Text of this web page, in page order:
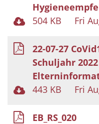
504 KB
Fri
22-07-27
Schuljahr
443 KB
Fri
EB_RS_020